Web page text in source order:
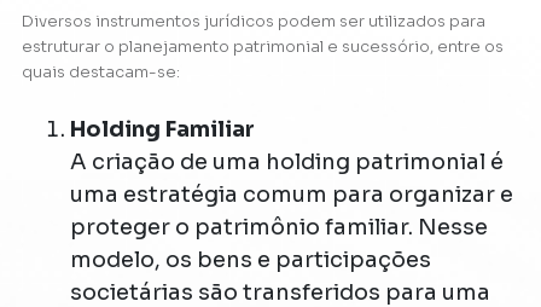
Diversos instrumentos jurídicos podem ser utilizados para
estruturar o planejamento patrimonial e sucessório, entre os
quais destacam-se:
Holding Familiar
A criação de uma holding patrimonial é
uma estratégia comum para organizar e
proteger o patrimônio familiar. Nesse
modelo, os bens e participações
societárias são transferidos para uma